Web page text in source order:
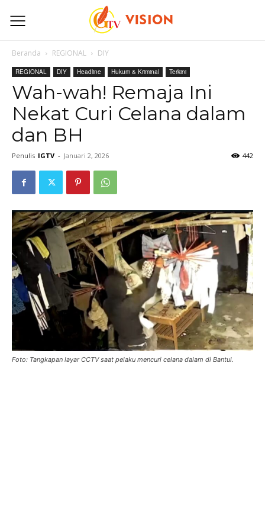
Beranda REGIONAL DIY
REGIONAL DIY Headline Hukum & Kriminal Terkini
Wah-wah! Remaja Ini
Nekat Curi Celana dalam
dan BH
Penulis IGTV - Januari 2, 2026 442
Foto: Tangkapan layar CCTV saat pelaku mencuri celana dalam di Bantul.